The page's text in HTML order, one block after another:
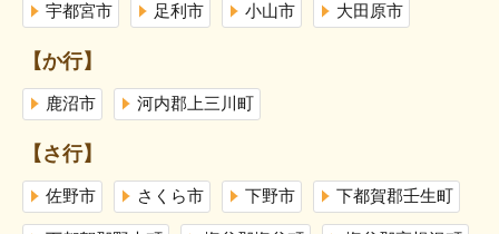
宇都宮市 足利市 小山市 大田原市
【か行】
鹿沼市 河内郡上三川町
【さ行】
佐野市 さくら市 下野市 下都賀郡壬生町